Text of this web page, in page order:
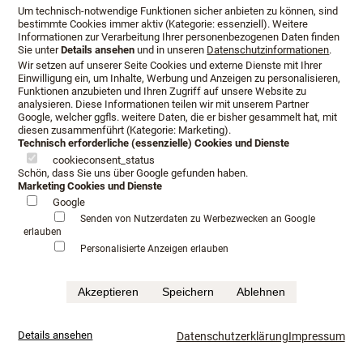
2 Stunden.
Öffnungszeiten:
Montag - Freitag
Samstag
10:00 - 14:00
Außerhalb der o. g. Zeiten nach Terminabsprache.
Ihren Beratungstermin:
Um technisch-notwendige Funktionen sicher anbieten zu können, sind
bestimmte Cookies immer aktiv (Kategorie: essenziell). Weitere
Informationen zur Verarbeitung Ihrer personenbezogenen Daten finden
Sie unterDetails ansehen und in unseren Datenschutzinformationen.
Wir setzen auf unserer Seite Cookies und externe Dienste mit Ihrer
Einwilligung ein, um Inhalte, Werbung und Anzeigen zu personalisieren,
Funktionen anzubieten und Ihren Zugriff auf unsere Website zu
analysieren. Diese Informationen teilen wir mit unserem Partner
Google, welcher ggfls. weitere Daten, die er bisher gesammelt hat, mit
diesen zusammenführt (Kategorie: Marketing).
Technisch erforderliche (essenzielle) Cookies und Dienste
cookieconsent_status
Schön, dass Sie uns über Google gefunden haben.
Marketing Cookies und Dienste
Google
Senden von Nutzerdaten zu Werbezwecken an Google
erlauben
Personalisierte Anzeigen erlauben
Akzeptieren Speichern Ablehnen
Details ansehen DatenschutzerklärungImpressum